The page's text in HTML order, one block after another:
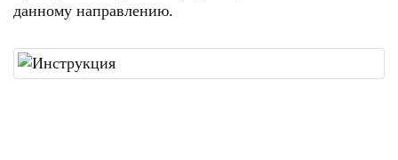
данному направлению.